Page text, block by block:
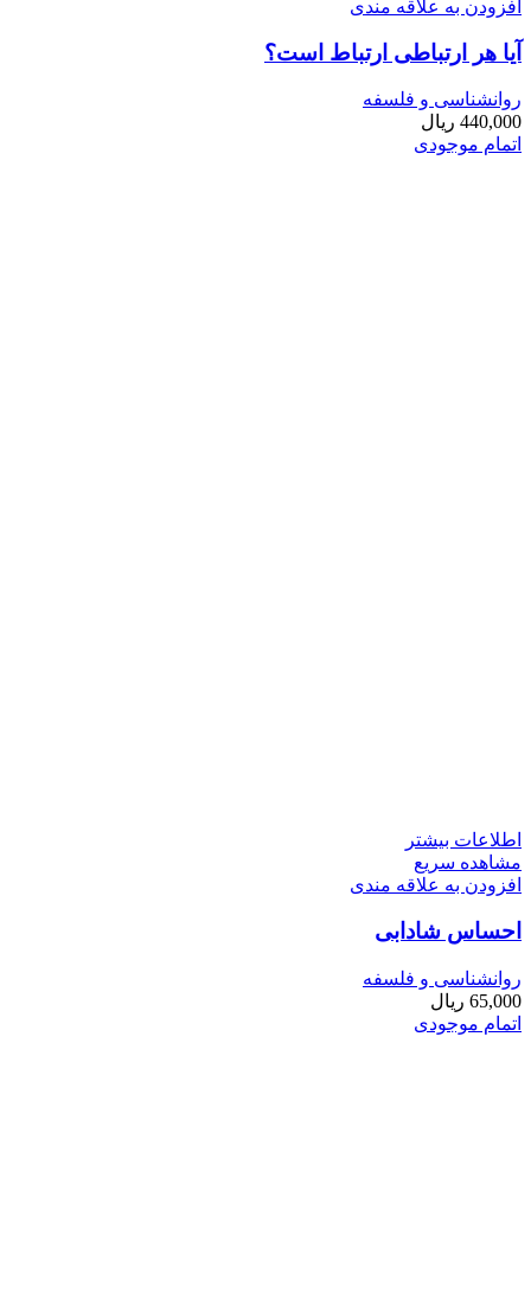
افزودن به علاقه مندی
آیا هر ارتباطی ارتباط است؟
روانشناسی و فلسفه
440,000 ریال
اتمام موجودی
اطلاعات بیشتر
مشاهده سریع
افزودن به علاقه مندی
احساس شادابی
روانشناسی و فلسفه
65,000 ریال
اتمام موجودی